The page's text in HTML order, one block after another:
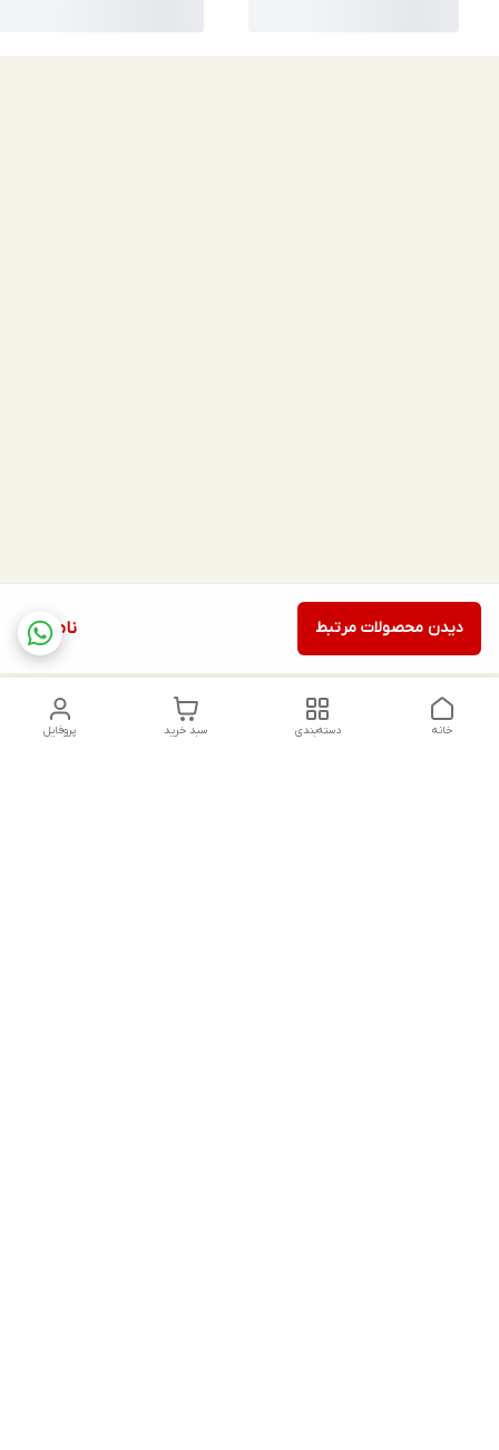
ناموجود دیدن محصولات مرتبط
پروفایل سبد خرید دسته‌بندی خانه